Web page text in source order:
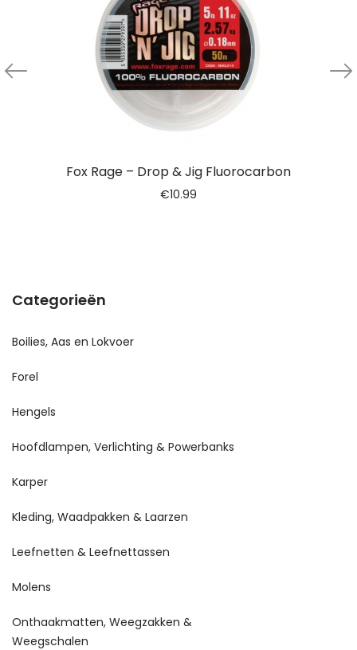
Fox Rage – Drop & Jig Fluorocarbon
€10.99
Categorieën
Boilies, Aas en Lokvoer
Forel
Hengels
Hoofdlampen, Verlichting & Powerbanks
Karper
Kleding, Waadpakken & Laarzen
Leefnetten & Leefnettassen
Molens
Onthaakmatten, Weegzakken &
Weegschalen